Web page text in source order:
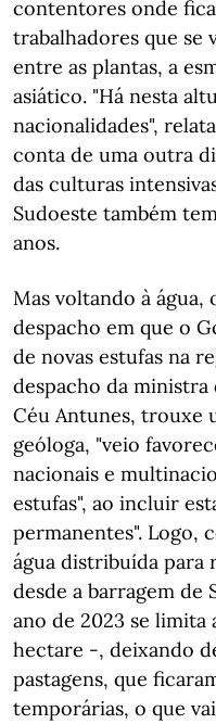
contentores onde
trabalhadores que se
entre as plantas, a
asiático. "Há nesta
nacionalidades",
conta de uma outra
das culturas
Sudoeste também
anos.
Mas voltando à água,
despacho em que o
de novas estufas na
despacho da
Céu Antunes, trouxe
geóloga, "veio
nacionais e
estufas", ao incluir
permanentes". Logo,
água distribuída para
desde a barragem de
ano de 2023 se
hectare -, deixando
pastagens, que
temporárias, o que